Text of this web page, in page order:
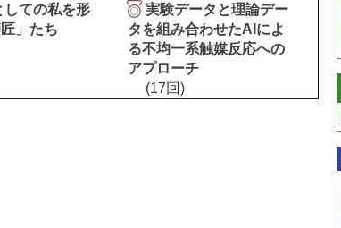
しての私を形
」たち
実験データと理論デー
タを組み合わせたAIによ
る不均一系触媒反応への
アプローチ
(17回)